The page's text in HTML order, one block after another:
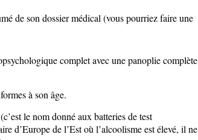
de son dossier médical (vous pourriez faire une
complet avec une panoplie complète
à son âge.
le nom donné aux batteries de test
d’Europe de l’Est où l’alcoolisme est élevé, il ne